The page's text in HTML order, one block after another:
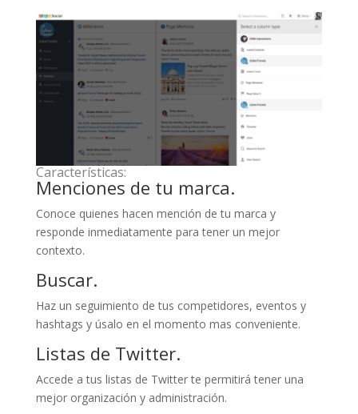
Características:
Menciones de tu marca.
Conoce quienes hacen mención de tu marca y
responde inmediatamente para tener un mejor
contexto.
Buscar.
Haz un seguimiento de tus competidores, eventos y
hashtags y úsalo en el momento mas conveniente.
Listas de Twitter.
Accede a tus listas de Twitter te permitirá tener una
mejor organización y administración.